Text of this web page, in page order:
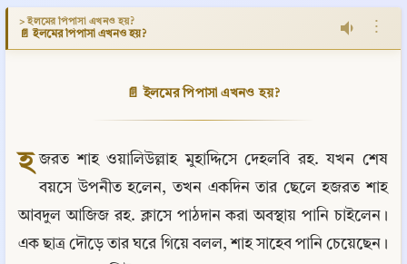
> ইলমের পিপাসা এখনও হয়?
📄 ইলমের পিপাসা এখনও হয়? ⋮
📄 ইলমের পিপাসা এখনও হয়?
হ জরত শাহ ওয়ালিউল্লাহ মুহাদ্দিসে দেহলবি রহ. যখন শেষ
বয়সে উপনীত হলেন, তখন একদিন তার ছেলে হজরত শাহ
আবদুল আজিজ রহ. ক্লাসে পাঠদান করা অবস্থায় পানি চাইলেন।
এক ছাত্র দৌড়ে তার ঘরে গিয়ে বলল, শাহ সাহেব পানি চেয়েছেন।